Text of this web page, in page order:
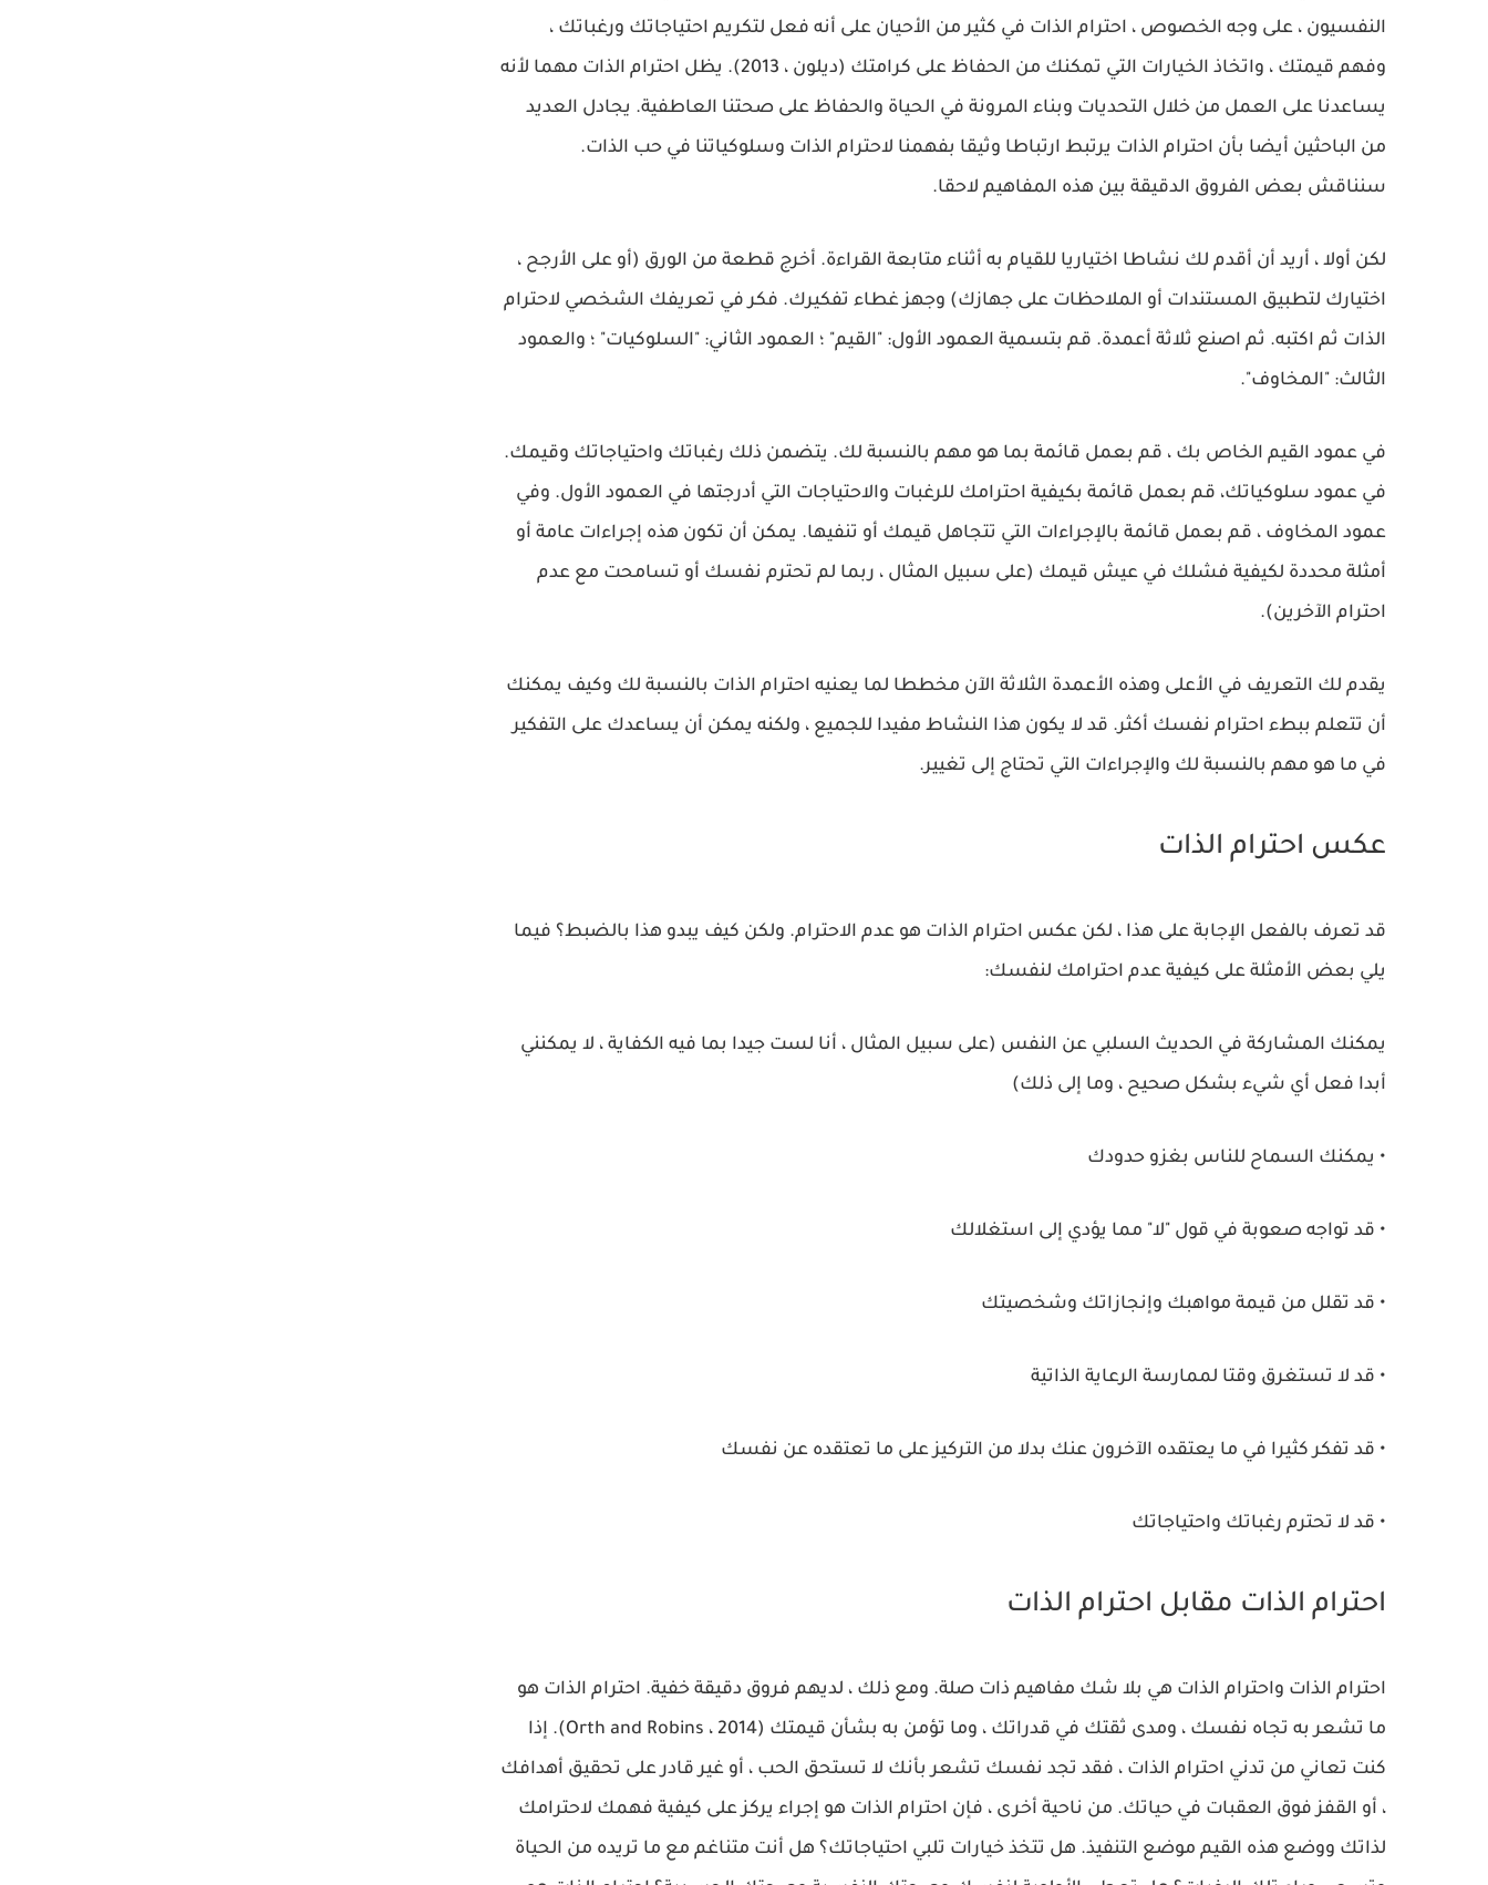
النفسيون ، على وجه الخصوص ، احترام الذات في كثير من الأحيان على أنه فعل لتكريم احتياجاتك ورغباتك ،
وفهم قيمتك ، واتخاذ الخيارات التي تمكنك من الحفاظ على كرامتك (ديلون ، 2013). يظل احترام الذات مهما لأنه
يساعدنا على العمل من خلال التحديات وبناء المرونة في الحياة والحفاظ على صحتنا العاطفية. يجادل العديد
من الباحثين أيضا بأن احترام الذات يرتبط ارتباطا وثيقا بفهمنا لاحترام الذات وسلوكياتنا في حب الذات.
سنناقش بعض الفروق الدقيقة بين هذه المفاهيم لاحقا.
لكن أولا ، أريد أن أقدم لك نشاطا اختياريا للقيام به أثناء متابعة القراءة. أخرج قطعة من الورق (أو على الأرجح ،
اختيارك لتطبيق المستندات أو الملاحظات على جهازك) وجهز غطاء تفكيرك. فكر في تعريفك الشخصي لاحترام
الذات ثم اكتبه. ثم اصنع ثلاثة أعمدة. قم بتسمية العمود الأول: "القيم" ؛ العمود الثاني: "السلوكيات" ؛ والعمود
الثالث: "المخاوف".
في عمود القيم الخاص بك ، قم بعمل قائمة بما هو مهم بالنسبة لك. يتضمن ذلك رغباتك واحتياجاتك وقيمك.
في عمود سلوكياتك، قم بعمل قائمة بكيفية احترامك للرغبات والاحتياجات التي أدرجتها في العمود الأول. وفي
عمود المخاوف ، قم بعمل قائمة بالإجراءات التي تتجاهل قيمك أو تنفيها. يمكن أن تكون هذه إجراءات عامة أو
أمثلة محددة لكيفية فشلك في عيش قيمك (على سبيل المثال ، ربما لم تحترم نفسك أو تسامحت مع عدم
احترام الآخرين).
يقدم لك التعريف في الأعلى وهذه الأعمدة الثلاثة الآن مخططا لما يعنيه احترام الذات بالنسبة لك وكيف يمكنك
أن تتعلم ببطء احترام نفسك أكثر. قد لا يكون هذا النشاط مفيدا للجميع ، ولكنه يمكن أن يساعدك على التفكير
في ما هو مهم بالنسبة لك والإجراءات التي تحتاج إلى تغيير.
عكس احترام الذات
قد تعرف بالفعل الإجابة على هذا ، لكن عكس احترام الذات هو عدم الاحترام. ولكن كيف يبدو هذا بالضبط؟ فيما
يلي بعض الأمثلة على كيفية عدم احترامك لنفسك:
يمكنك المشاركة في الحديث السلبي عن النفس (على سبيل المثال ، أنا لست جيدا بما فيه الكفاية ، لا يمكنني
أبدا فعل أي شيء بشكل صحيح ، وما إلى ذلك)
• يمكنك السماح للناس بغزو حدودك
• قد تواجه صعوبة في قول "لا" مما يؤدي إلى استغلالك
• قد تقلل من قيمة مواهبك وإنجازاتك وشخصيتك
• قد لا تستغرق وقتا لممارسة الرعاية الذاتية
• قد تفكر كثيرا في ما يعتقده الآخرون عنك بدلا من التركيز على ما تعتقده عن نفسك
• قد لا تحترم رغباتك واحتياجاتك
احترام الذات مقابل احترام الذات
احترام الذات واحترام الذات هي بلا شك مفاهيم ذات صلة. ومع ذلك ، لديهم فروق دقيقة خفية. احترام الذات هو
ما تشعر به تجاه نفسك ، ومدى ثقتك في قدراتك ، وما تؤمن به بشأن قيمتك (Orth and Robins ، 2014). إذا
كنت تعاني من تدني احترام الذات ، فقد تجد نفسك تشعر بأنك لا تستحق الحب ، أو غير قادر على تحقيق أهدافك
، أو القفز فوق العقبات في حياتك. من ناحية أخرى ، فإن احترام الذات هو إجراء يركز على كيفية فهمك لاحترامك
لذاتك ووضع هذه القيم موضع التنفيذ. هل تتخذ خيارات تلبي احتياجاتك؟ هل أنت متناغم مع ما تريده من الحياة